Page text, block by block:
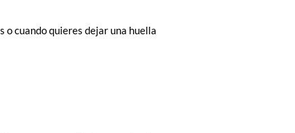
o cuando quieres dejar una huella